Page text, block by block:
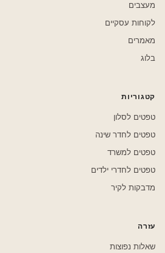
מעצבים
לקוחות עסקיים
מאמרים
בלוג
קטגוריות
טפטים לסלון
טפטים לחדר שינה
טפטים למשרד
טפטים לחדרי ילדים
מדבקות לקיר
עזרה
שאלות נפוצות